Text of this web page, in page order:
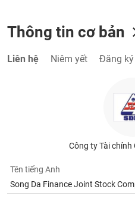
Thông tin cơ bản
Liên hệ Niêm yết Đăng
Công ty Tài chính
Tên tiếng Anh
Song Da Finance Joint Stock